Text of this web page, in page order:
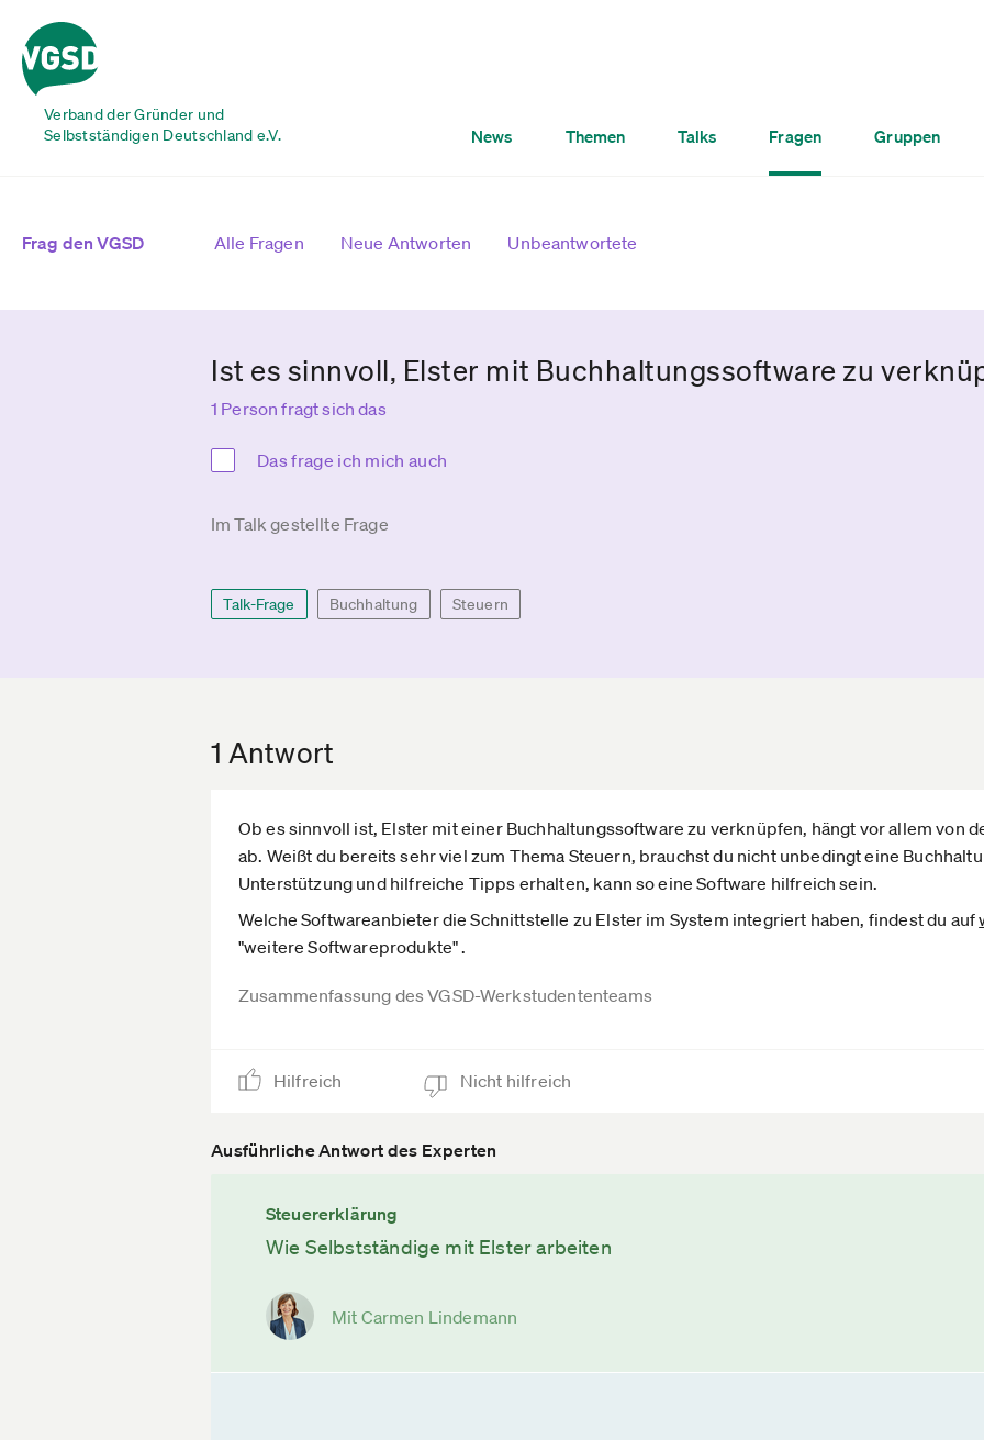
Verband der Gründer und
Selbstständigen Deutschland e.V.
News Themen Talks Fragen Gruppen
Frag den VGSD Alle Fragen Neue Antworten Unbeantwortete
Ist es sinnvoll, Elster mit Buchhaltungssoftware zu
1 Person fragt sich das
Das frage ich mich auch
Im Talk gestellte Frage
Talk-Frage Buchhaltung Steuern
1 Antwort
Ob es sinnvoll ist, Elster mit einer Buchhaltungssoftware zu verknüpfen, hängt vor allem von
ab. Weißt du bereits sehr viel zum Thema Steuern, brauchst du nicht unbedingt eine
Unterstützung und hilfreiche Tipps erhalten, kann so eine Software hilfreich sein.
Welche Softwareanbieter die Schnittstelle zu Elster im System integriert haben, findest du auf
"weitere Softwareprodukte" .
Zusammenfassung des VGSD-Werkstudententeams
Hilfreich Nicht hilfreich
Ausführliche Antwort des Experten
Steuererklärung
Wie Selbstständige mit Elster arbeiten
Mit Carmen Lindemann